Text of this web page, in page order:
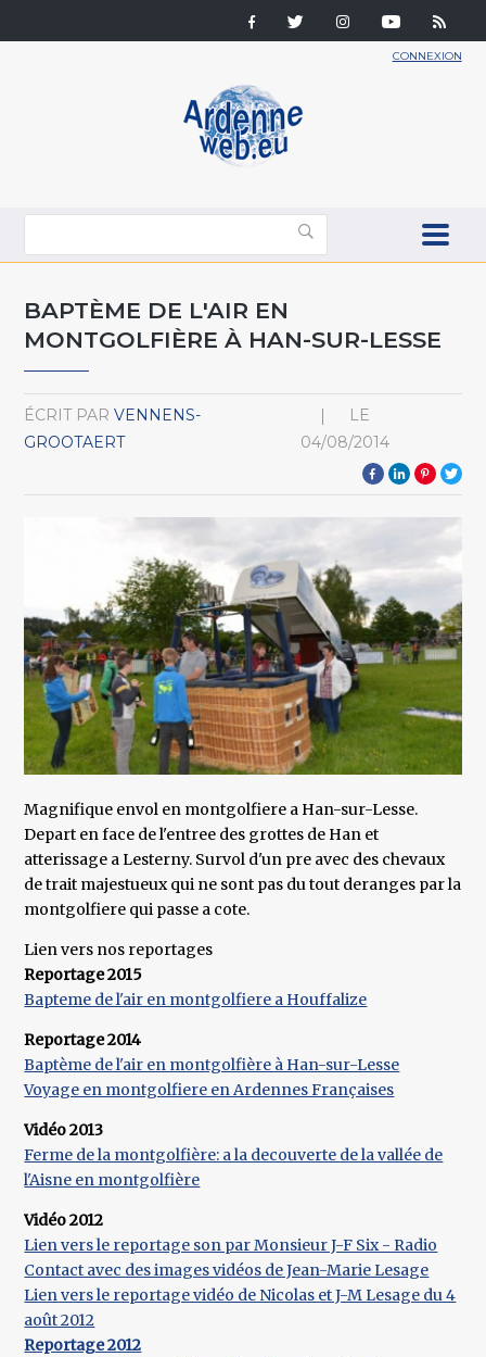
CONNEXION
BAPTÈME DE L'AIR EN
MONTGOLFIÈRE À HAN-SUR-LESSE
ÉCRIT PAR VENNENS-
GROOTAERT
LE
04/08/2014
Magnifique envol en montgolfiere a Han-sur-Lesse.
Depart en face de l'entree des grottes de Han et
atterissage a Lesterny. Survol d'un pre avec des chevaux
de trait majestueux qui ne sont pas du tout deranges par la
montgolfiere qui passe a cote.
Lien vers nos reportages
Reportage 2015
Bapteme de l'air en montgolfiere a Houffalize
Reportage 2014
Baptème de l'air en montgolfière à Han-sur-Lesse
Voyage en montgolfiere en Ardennes Françaises
Vidéo 2013
Ferme de la montgolfière: a la decouverte de la vallée de
l'Aisne en montgolfière
Vidéo 2012
Lien vers le reportage son par Monsieur J-F Six - Radio
Contact avec des images vidéos de Jean-Marie Lesage
Lien vers le reportage vidéo de Nicolas et J-M Lesage du 4
août 2012
Reportage 2012